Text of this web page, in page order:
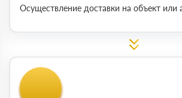
Осуществление доставки на объект или